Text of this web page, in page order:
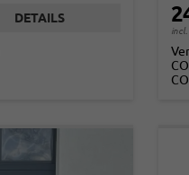
DETAILS
incl.
CO
CO